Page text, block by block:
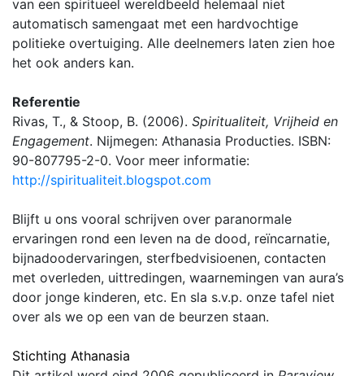
van een spiritueel wereldbeeld helemaal niet
automatisch samengaat met een hardvochtige
politieke overtuiging. Alle deelnemers laten zien hoe
het ook anders kan.
Referentie
Rivas, T., & Stoop, B. (2006). Spiritualiteit, Vrijheid en
Engagement. Nijmegen: Athanasia Producties. ISBN:
90-807795-2-0. Voor meer informatie:
http://spiritualiteit.blogspot.com
Blijft u ons vooral schrijven over paranormale
ervaringen rond een leven na de dood, reïncarnatie,
bijnadoodervaringen, sterfbedvisioenen, contacten
met overleden, uittredingen, waarnemingen van aura’s
door jonge kinderen, etc. En sla s.v.p. onze tafel niet
over als we op een van de beurzen staan.
Stichting Athanasia